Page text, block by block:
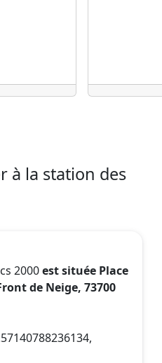
à la station des
2000est située Place
de Neige, 73700